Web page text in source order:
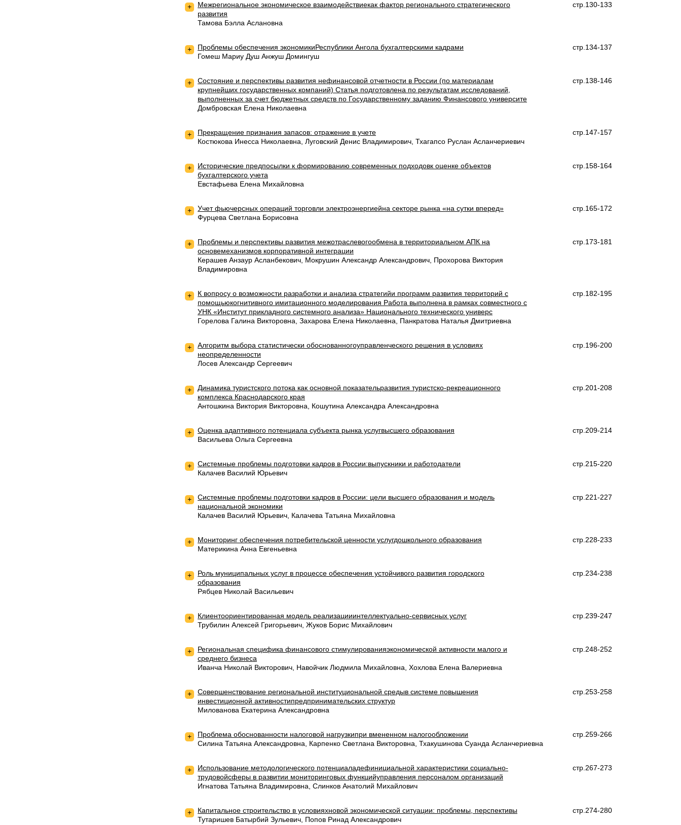
+
Межрегиональное экономическое взаимодействиекак фактор регионального стратегического
развития
стр.130-133
Тамова Бэлла Аслановна
+ Проблемы обеспечения экономикиРеспублики Ангола бухгалтерскими кадрами
стр.134-137
Гомеш Мариу Душ Анжуш Домингуш
+
Состояние и перспективы развития нефинансовой отчетности в России (по материалам
крупнейших государственных компаний) Статья подготовлена по результатам исследований,
выполненных за счет бюджетных средств по Государственному заданию Финансового университе
стр.138-146
Домбровская Елена Николаевна
+ Прекращение признания запасов: отражение в учете
стр.147-157
Костюкова Инесса Николаевна, Луговский Денис Владимирович, Тхагапсо Руслан Асланчериевич
+
Исторические предпосылки к формированию современных подходовк оценке объектов
бухгалтерского учета
стр.158-164
Евстафьева Елена Михайловна
+ Учет фьючерсных операций торговли электроэнергиейна секторе рынка «на сутки вперед»
стр.165-172
Фурцева Светлана Борисовна
+
Проблемы и перспективы развития межотраслевогообмена в территориальном АПК на
основемеханизмов корпоративной интеграции
стр.173-181
Керашев Анзаур Асланбекович, Мокрушин Александр Александрович, Прохорова Виктория
Владимировна
+
К вопросу о возможности разработки и анализа стратегийи программ развития территорий с
помощьюкогнитивного имитационного моделирования Работа выполнена в рамках совместного с
УНК «Институт прикладного системного анализа» Национального технического универс
стр.182-195
Горелова Галина Викторовна, Захарова Елена Николаевна, Панкратова Наталья Дмитриевна
+
Алгоритм выбора статистически обоснованногоуправленческого решения в условиях
неопределенности
стр.196-200
Лосев Александр Сергеевич
+
Динамика туристского потока как основной показательразвития туристско-рекреационного
комплекса Краснодарского края
стр.201-208
Антошкина Виктория Викторовна, Кошутина Александра Александровна
+ Оценка адаптивного потенциала субъекта рынка услугвысшего образования
стр.209-214
Васильева Ольга Сергеевна
+ Системные проблемы подготовки кадров в России:выпускники и работодатели
стр.215-220
Калачев Василий Юрьевич
+
Системные проблемы подготовки кадров в России: цели высшего образования и модель
национальной экономики
стр.221-227
Калачев Василий Юрьевич, Калачева Татьяна Михайловна
+ Мониторинг обеспечения потребительской ценности услугдошкольного образования
стр.228-233
Материкина Анна Евгеньевна
+
Роль муниципальных услуг в процессе обеспечения устойчивого развития городского
образования
стр.234-238
Рябцев Николай Васильевич
+ Клиентоориентированная модель реализацииинтеллектуально-сервисных услуг
стр.239-247
Трубилин Алексей Григорьевич, Жуков Борис Михайлович
+
Региональная специфика финансового стимулированияэкономической активности малого и
среднего бизнеса
стр.248-252
Иванча Николай Викторович, Навойчик Людмила Михайловна, Хохлова Елена Валериевна
+
Совершенствование региональной институциональной средыв системе повышения
инвестиционной активностипредпринимательских структур
стр.253-258
Милованова Екатерина Александровна
+ Проблема обоснованности налоговой нагрузкипри вмененном налогообложении
стр.259-266
Силина Татьяна Александровна, Карпенко Светлана Викторовна, Тхакушинова Суанда Асланчериевна
+
Использование методологического потенциаладефинициальной характеристики социально-
трудовойсферы в развитии мониторинговых функцийуправления персоналом организаций
стр.267-273
Игнатова Татьяна Владимировна, Слинков Анатолий Михайлович
+ Капитальное строительство в условияхновой экономической ситуации: проблемы, перспективы
стр.274-280
Тутаришев Батырбий Зульевич, Попов Ринад Александрович